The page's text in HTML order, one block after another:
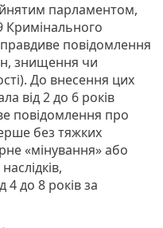
парламентом,
Кримінального
повідомлення
знищення чи
До внесення цих
від 2 до 6 років
повідомлення про
без тяжких
«мінування» або
4 до 8 років за